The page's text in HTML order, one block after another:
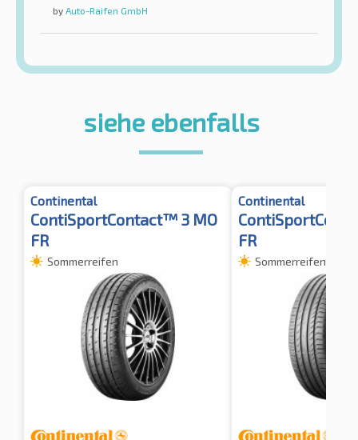
by Auto-Raifen GmbH
siehe ebenfalls
Continental
ContiSportContact™ 3 MO
FR
Sommerreifen
Continental
FR
Sommerreifen